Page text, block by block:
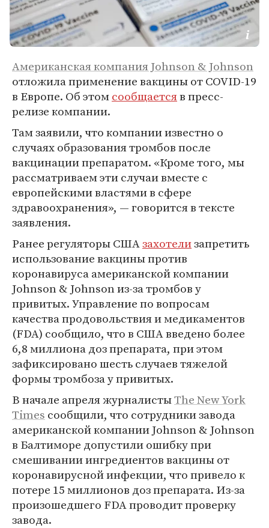
Американская компания Johnson & Johnson
отложила применение вакцины от COVID-19
в Европе. Об этомсообщаетсяв пресс-
релизе компании.
Там заявили, что компании известно о
случаях образования тромбов после
вакцинации препаратом. «Кроме того, мы
рассматриваем эти случаи вместе с
европейскими властями в сфере
здравоохранения», — говорится в тексте
заявления.
Ранее регуляторы СШАзахотелизапретить
использование вакцины против
коронавируса американской компании
Johnson & Johnson из-за тромбов у
привитых. Управление по вопросам
качества продовольствия и медикаментов
(FDA) сообщило, что в США введено более
6,8 миллиона доз препарата, при этом
зафиксировано шесть случаев тяжелой
формы тромбоза у привитых.
В начале апреля журналистыThe New York
Times сообщили, что сотрудники завода
американской компании Johnson & Johnson
в Балтиморе допустили ошибку при
смешивании ингредиентов вакцины от
коронавирусной инфекции, что привело к
потере 15 миллионов доз препарата. Из-за
произошедшего FDA проводит проверку
завода.